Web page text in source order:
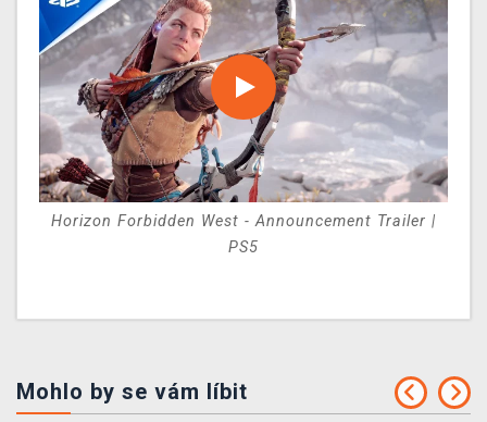
Horizon Forbidden West - Announcement Trailer |
PS5
Mohlo by se vám líbit